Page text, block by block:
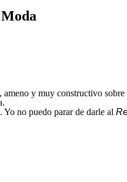
Moda
ameno y muy constructivo
Yo no puedo parar de darle al